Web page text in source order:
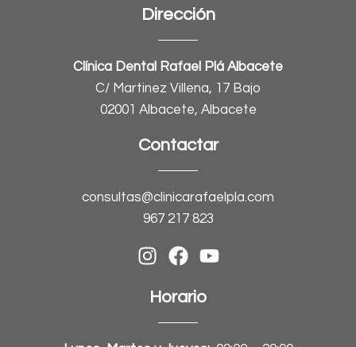
Dirección
Clínica Dental Rafael Plá Albacete
C/ Martinez Villena, 17 Bajo
02001 Albacete, Albacete
Contactar
consultas@clinicarafaelpla.com
967 217 823
Horario